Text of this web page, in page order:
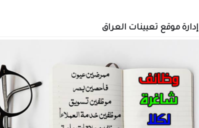
إدارة موقع تعيينات العراق